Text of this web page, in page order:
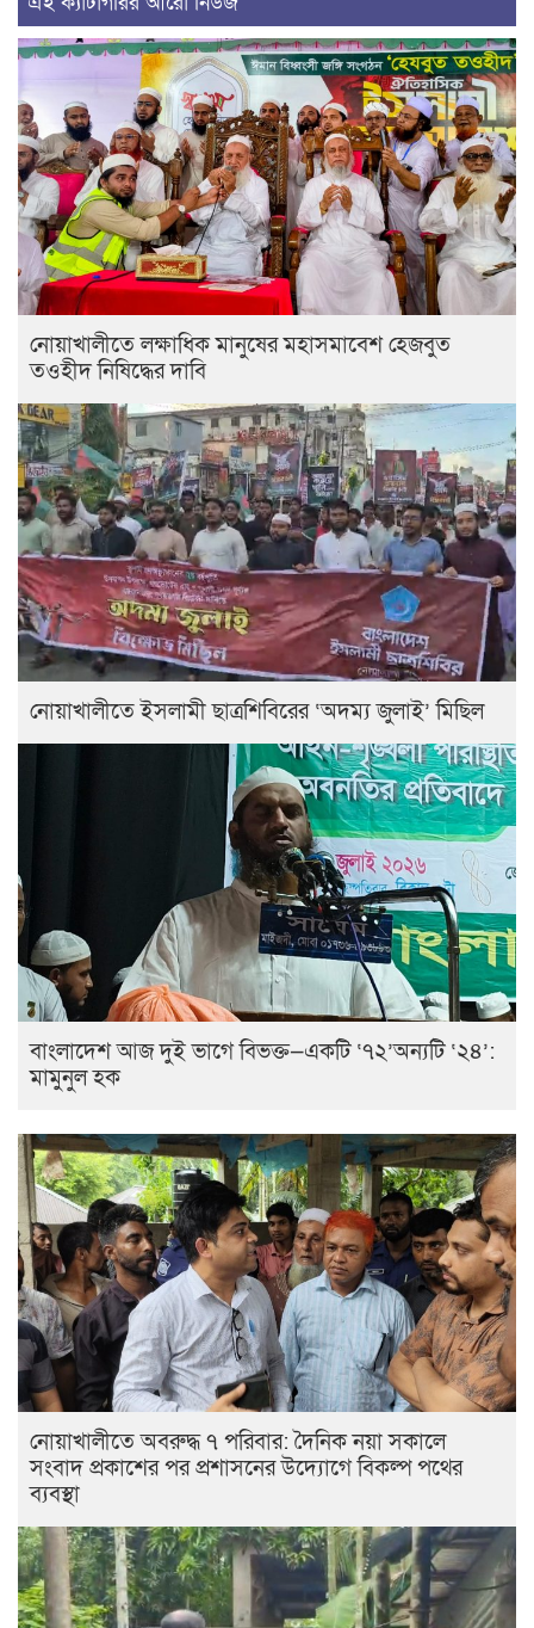
নোয়াখালীতে লক্ষাধিক মানুষের মহাসমাবেশ হেজবুত
তওহীদ নিষিদ্ধের দাবি
নোয়াখালীতে ইসলামী ছাত্রশিবিরের ‘অদম্য জুলাই’ মিছিল
বাংলাদেশ আজ দুই ভাগে বিভক্ত—একটি ‘৭২’অন্যটি ‘২৪’:
মামুনুল হক
নোয়াখালীতে অবরুদ্ধ ৭ পরিবার: দৈনিক নয়া সকালে
সংবাদ প্রকাশের পর প্রশাসনের উদ্যোগে বিকল্প পথের
ব্যবস্থা